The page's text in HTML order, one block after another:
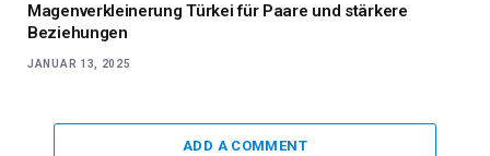
Magenverkleinerung Türkei für Paare und stärkere
Beziehungen
JANUAR 13, 2025
ADD A COMMENT